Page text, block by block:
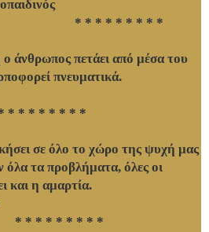
* * * * *
πετάει από μέσα του
πνευματικά.
* * * *
σε όλο το χώρο της ψυχή μας
όλα τα προβλήματα, όλες οι
και η αμαρτία.
* * * *